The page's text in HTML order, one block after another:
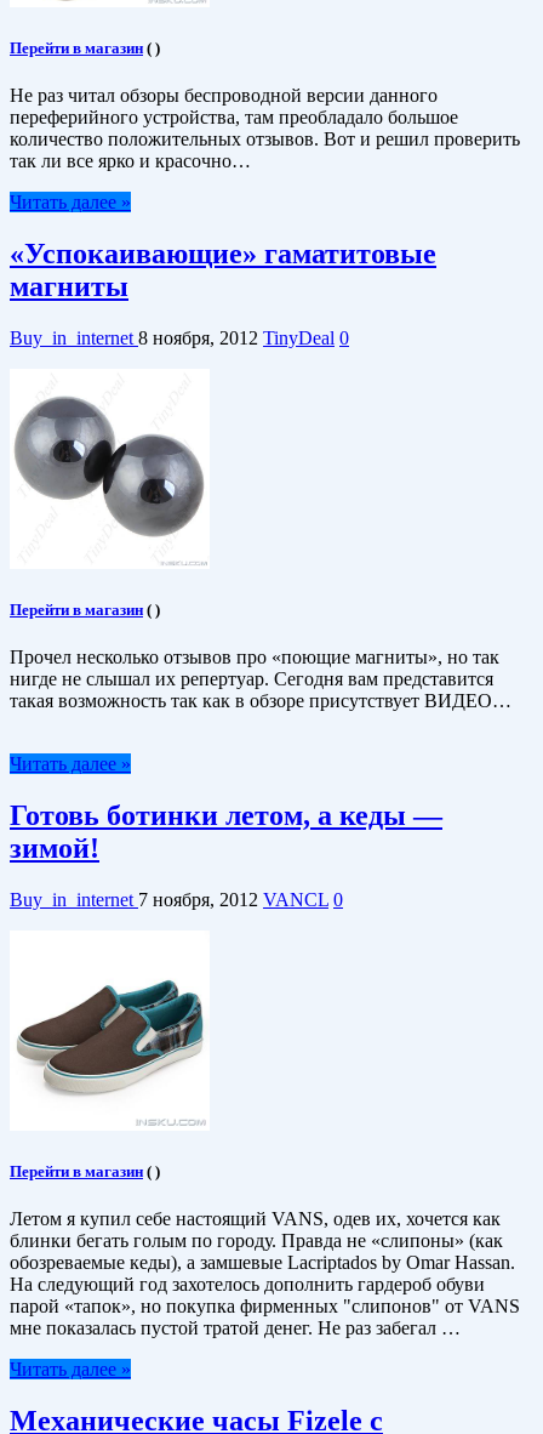
Перейти в магазин ( )
Не раз читал обзоры беспроводной версии данного
переферийного устройства, там преобладало большое
количество положительных отзывов. Вот и решил проверить
так ли все ярко и красочно…
Читать далее »
«Успокаивающие» гаматитовые
магниты
Buy_in_internet 8 ноября, 2012 TinyDeal 0
Перейти в магазин ( )
Прочел несколько отзывов про «поющие магниты», но так
нигде не слышал их репертуар. Сегодня вам представится
такая возможность так как в обзоре присутствует ВИДЕО…
Читать далее »
Готовь ботинки летом, а кеды —
зимой!
Buy_in_internet 7 ноября, 2012 VANCL 0
Перейти в магазин ( )
Летом я купил себе настоящий VANS, одев их, хочется как
блинки бегать голым по городу. Правда не «слипоны» (как
обозреваемые кеды), а замшевые Lacriptados by Omar Hassan.
На следующий год захотелось дополнить гардероб обуви
парой «тапок», но покупка фирменных "слипонов" от VANS
мне показалась пустой тратой денег. Не раз забегал …
Читать далее »
Механические часы Fizele c